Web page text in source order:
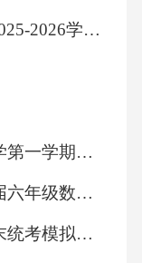
河北承德市第一中学等校2025-2026学年高二下学期5月期中生物试题(文字版含答案)
山东聊城2027届三年级数学第一学期期末综合测试模拟试题含解析
辽宁省辽阳市文圣区2027届六年级数学第一学期期末质量检测试题含解析
马山县2027届三上数学期末统考模拟试题含解析